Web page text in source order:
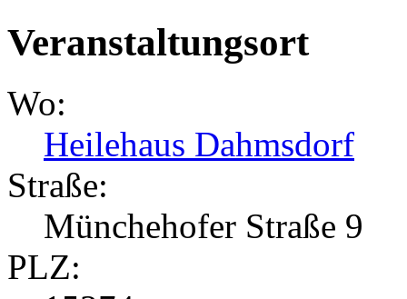
Veranstaltungsort
Wo:
Heilehaus Dahmsdorf
Straße:
Münchehofer Straße 9
PLZ: